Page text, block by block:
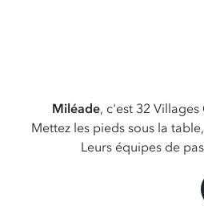
Miléade, c'est 32
Mettez les pieds sous la
Leurs équipes de